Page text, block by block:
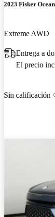
2023 Fisker Ocean
Extreme AWD
Entrega a
El precio
Sin calificación